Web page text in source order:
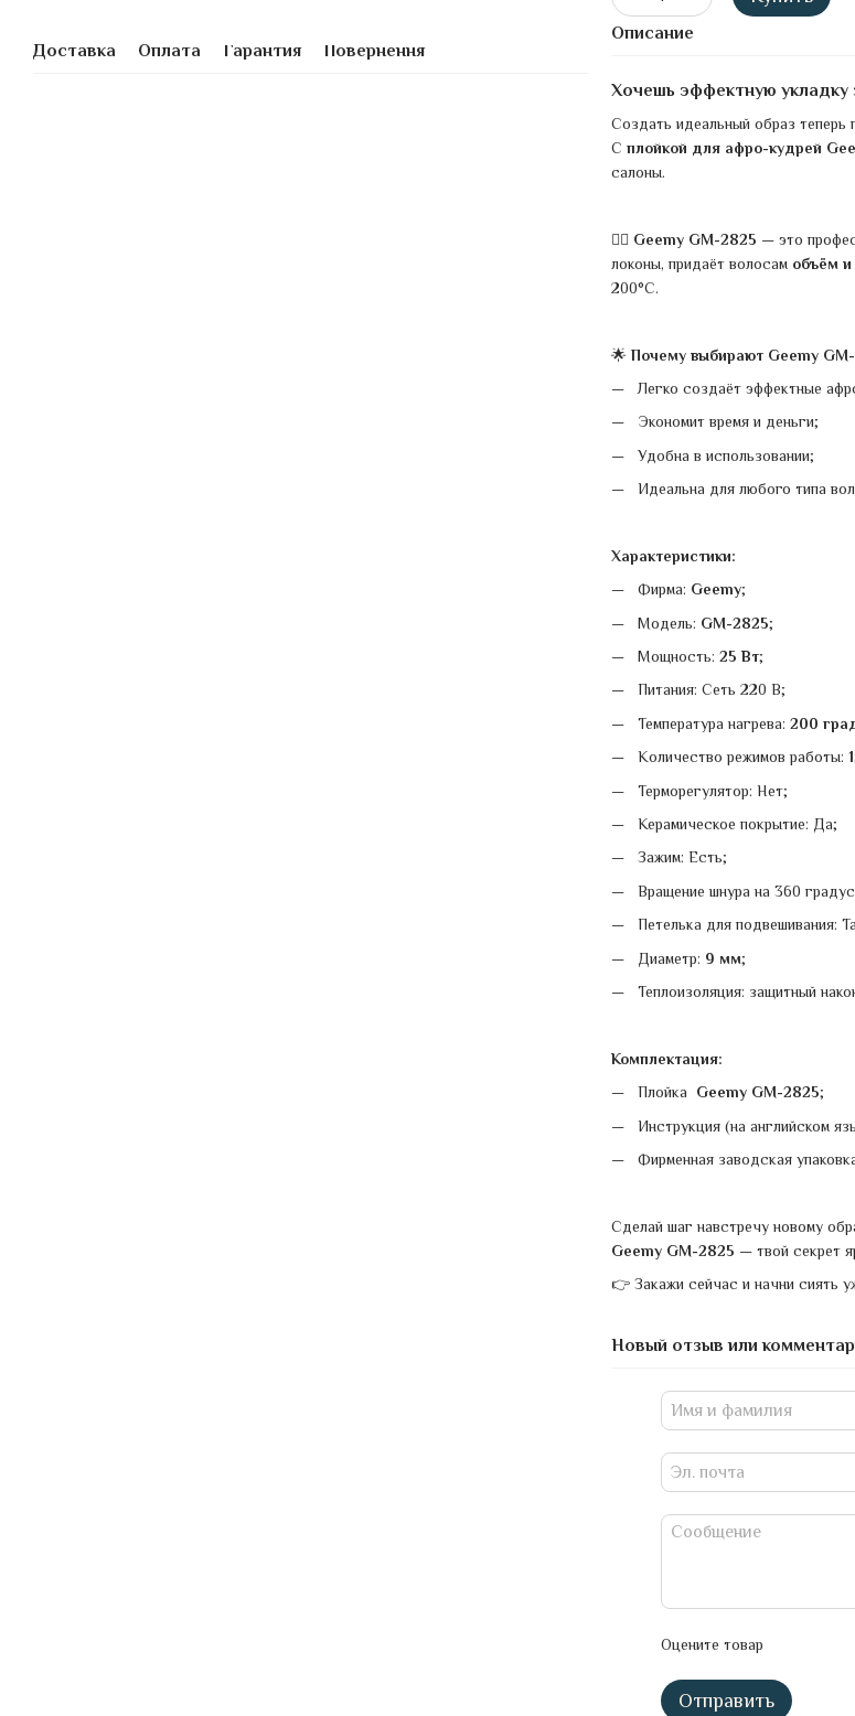
Доставка Оплата Гарантия Повернення
Описание
Хочешь эффектную
Создать идеальный образ теперь
С плойкой для афро-кудрей
салоны.
💁‍♀️ Geemy GM-2825 — это
локоны, придаёт волосам объём и
200°C.
🌟 Почему выбирают Geemy
Легко создаёт эффектные
Экономит время и деньги;
Удобна в использовании;
Идеальна для любого типа
Характеристики:
Фирма: Geemy;
Модель: GM-2825;
Мощность: 25 Вт;
Питания: Сеть 220 В;
Температура нагрева: 200
Количество режимов работы: 1
Терморегулятор: Нет;
Керамическое покрытие: Да;
Зажим: Есть;
Вращение шнура на 360
Петелька для подвешивания:
Диаметр: 9 мм;
Теплоизоляция: защитный
Комплектация:
Плойка Geemy GM-2825;
Инструкция (на английском
Фирменная заводская
Сделай шаг навстречу новому
Geemy GM-2825 — твой секрет
👉 Закажи сейчас и начни сиять
Новый отзыв или
Оцените товар
Отправить